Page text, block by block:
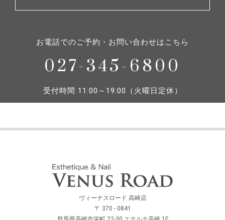
お電話でのご予約・お問い合わせはこちら
027-345-6800
受付時間 11:00～19:00（火曜日定休）
ヴィーナスロード 高崎店
〒 370 - 0841